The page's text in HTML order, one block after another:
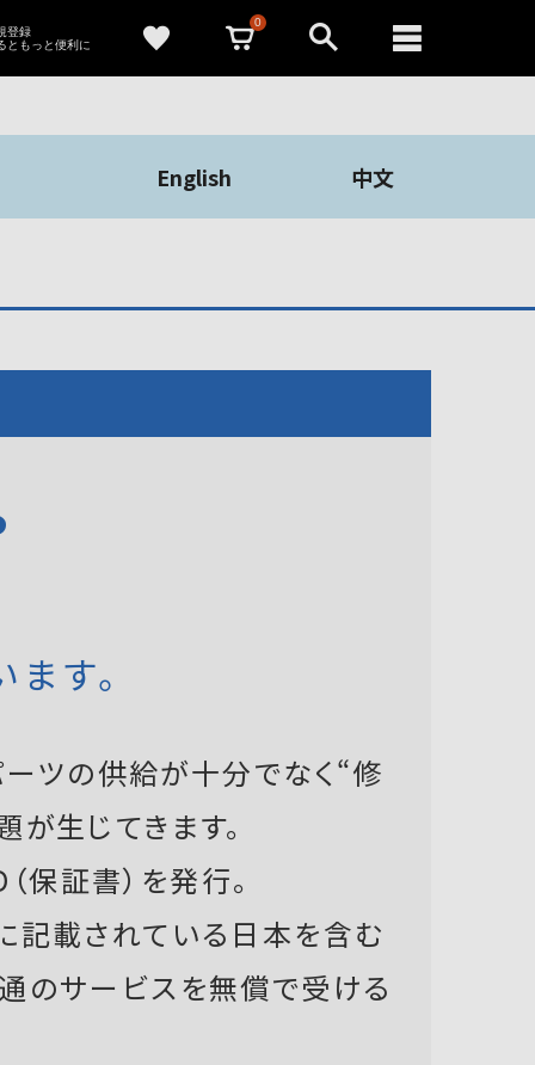
登録
ともっと便利に
0
English 中文
す。
ツの供給が十分でなく“修
生じてきます。
保証書）を発行。
記載されている日本を含む
のサービスを無償で受ける